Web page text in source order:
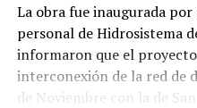
las brechas de desigualdad.
La obra fue inaugurada
personal de Hidrosistema
informaron que el
interconexión de la red de
de Noviembre con la de